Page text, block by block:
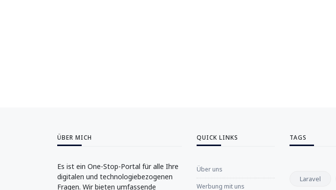
ÜBER MICH
Es ist ein One-Stop-Portal für alle Ihre
digitalen und technologiebezogenen
Fragen. Wir bieten umfassende
QUICK LINKS
Über uns
Werbung mit uns
TAGS
Laravel